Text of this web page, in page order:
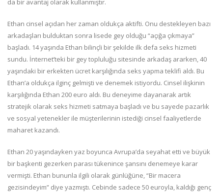
da bir avantaj olarak kullanmıştır.
Ethan cinsel açıdan her zaman oldukça aktifti. Onu destekleyen bazı
arkadaşları bulduktan sonra lisede gey olduğu “açığa çıkmaya”
başladı. 14 yaşında Ethan bilinçli bir şekilde ilk defa seks hizmeti
sundu. İnternet’teki bir gey topluluğu sitesinde arkadaş ararken, 40
yaşındaki bir erkekten ücret karşılığında seks yapma teklifi aldı. Bu
Ethan’a oldukça ilginç gelmişti ve denemek istiyordu. Cinsel ilişkinin
karşılığında Ethan 200 euro aldı. Bu deneyime dayanarak artık
stratejik olarak seks hizmeti satmaya başladı ve bu sayede pazarlık
ve sosyal yetenekler ile müşterilerinin istediği cinsel faaliyetlerde
maharet kazandı.
Ethan 20 yaşındayken yaz boyunca Avrupa’da seyahat etti ve büyük
bir başkenti gezerken parası tükenince şansını denemeye karar
vermişti. Ethan bununla ilgili olarak günlüğüne, “Bir macera
gezisindeyim” diye yazmıştı. Cebinde sadece 50 euroyla, kaldığı genç